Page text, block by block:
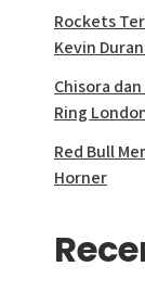
Rockets
Kevin
Chisora
Ring
Red Bull
Horner